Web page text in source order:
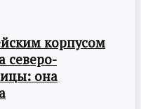
корпусом
северо-
она